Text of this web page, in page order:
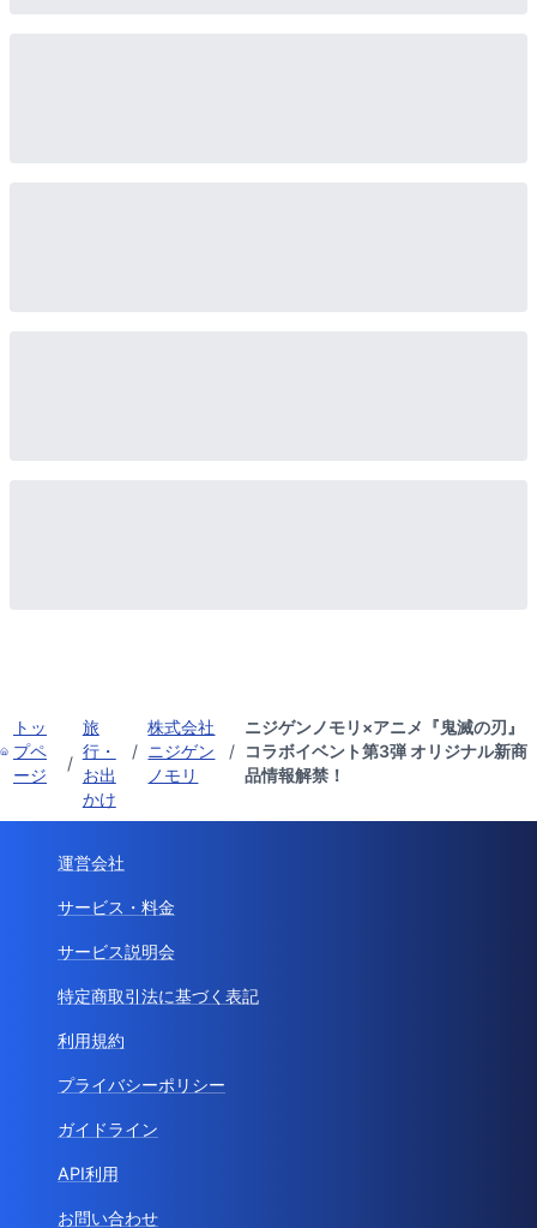
トッ
プペ
ージ
/
旅
行・
お出
かけ
/
株式会社
ニジゲン
ノモリ
/
ニジゲンノモリ×アニメ『鬼滅の刃』
コラボイベント第3弾 オリジナル新商
品情報解禁！
運営会社
サービス・料金
サービス説明会
特定商取引法に基づく表記
利用規約
プライバシーポリシー
ガイドライン
API利用
お問い合わせ